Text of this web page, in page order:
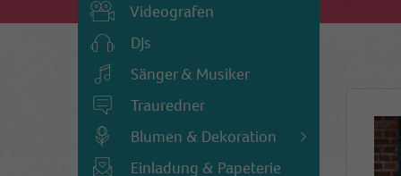
Videografen
DJs
Sänger & Musiker
Trauredner
Blumen & Dekoration
Einladung & Papeterie